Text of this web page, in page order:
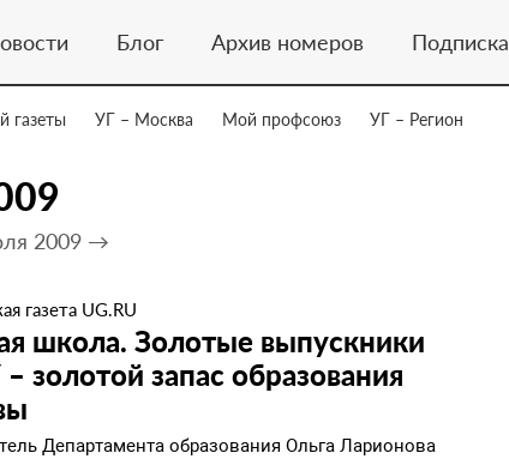
Блог Архив номеров Подписка
газеты УГ – Москва Мой профсоюз УГ – Регион
2009 →
газета UG.RU
школа. Золотые выпускники
золотой запас образования
Департамента образования Ольга Ларионова